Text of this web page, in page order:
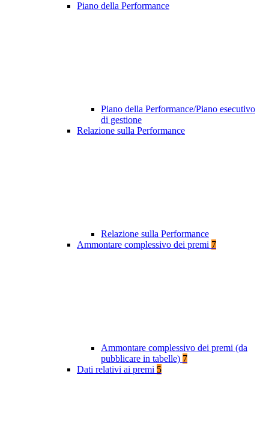
Piano della Performance
Piano della Performance/Piano esecutivo
di gestione
Relazione sulla Performance
Relazione sulla Performance
Ammontare complessivo dei premi 7
Ammontare complessivo dei premi (da
pubblicare in tabelle) 7
Dati relativi ai premi 5